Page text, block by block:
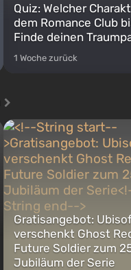
Quiz: Welcher
dem Romance Club
Finde deinen
1 Woche zurück
Gratisangebot:
verschenkt Ghost
Future Soldier zum
Jubiläum der Serie